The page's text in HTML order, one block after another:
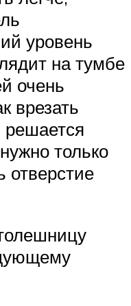
уровень
на тумбе
очень
врезать
только
отверстие